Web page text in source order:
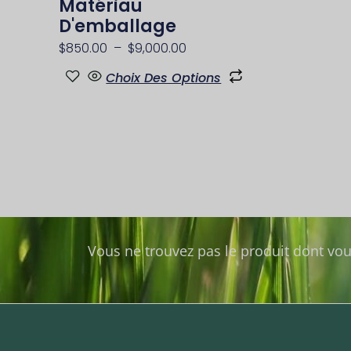
Matériau
D'emballage
$850.00 – $9,000.00
Choix Des Options
Vous ne trouvez pas le produit dont